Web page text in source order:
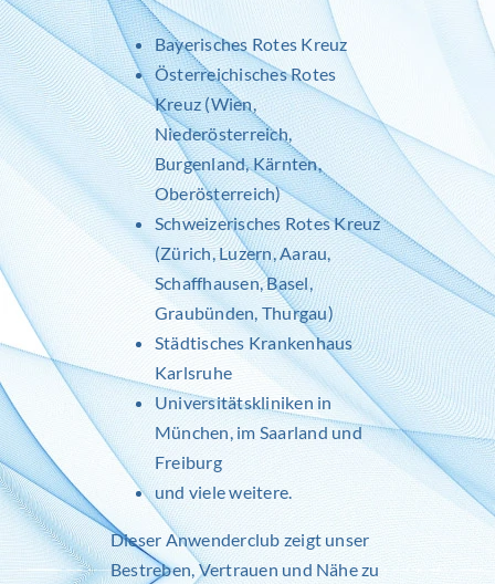
Bayerisches Rotes Kreuz
Österreichisches Rotes
Kreuz (Wien,
Niederösterreich,
Burgenland, Kärnten,
Oberösterreich)
Schweizerisches Rotes Kreuz
(Zürich, Luzern, Aarau,
Schaffhausen, Basel,
Graubünden, Thurgau)
Städtisches Krankenhaus
Karlsruhe
Universitätskliniken in
München, im Saarland und
Freiburg
und viele weitere.
Dieser Anwenderclub zeigt unser
Bestreben, Vertrauen und Nähe zu